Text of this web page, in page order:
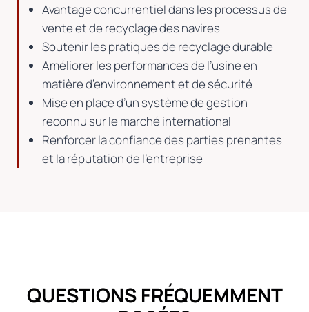
Avantage concurrentiel dans les processus de
vente et de recyclage des navires
Soutenir les pratiques de recyclage durable
Améliorer les performances de l’usine en
matière d’environnement et de sécurité
Mise en place d’un système de gestion
reconnu sur le marché international
Renforcer la confiance des parties prenantes
et la réputation de l’entreprise
QUESTIONS FRÉQUEMMENT